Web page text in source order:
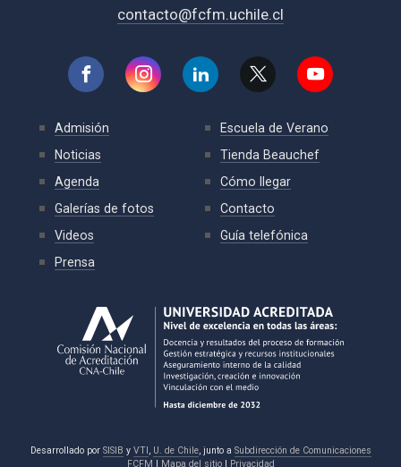
contacto@fcfm.uchile.cl
Admisión
Noticias
Agenda
Galerías de fotos
Videos
Prensa
Escuela de Verano
Tienda Beauchef
Cómo llegar
Contacto
Guía telefónica
Desarrollado por SISIB y VTI, U. de Chile, junto a Subdirección de Comunicaciones
FCFM | Mapa del sitio| Privacidad